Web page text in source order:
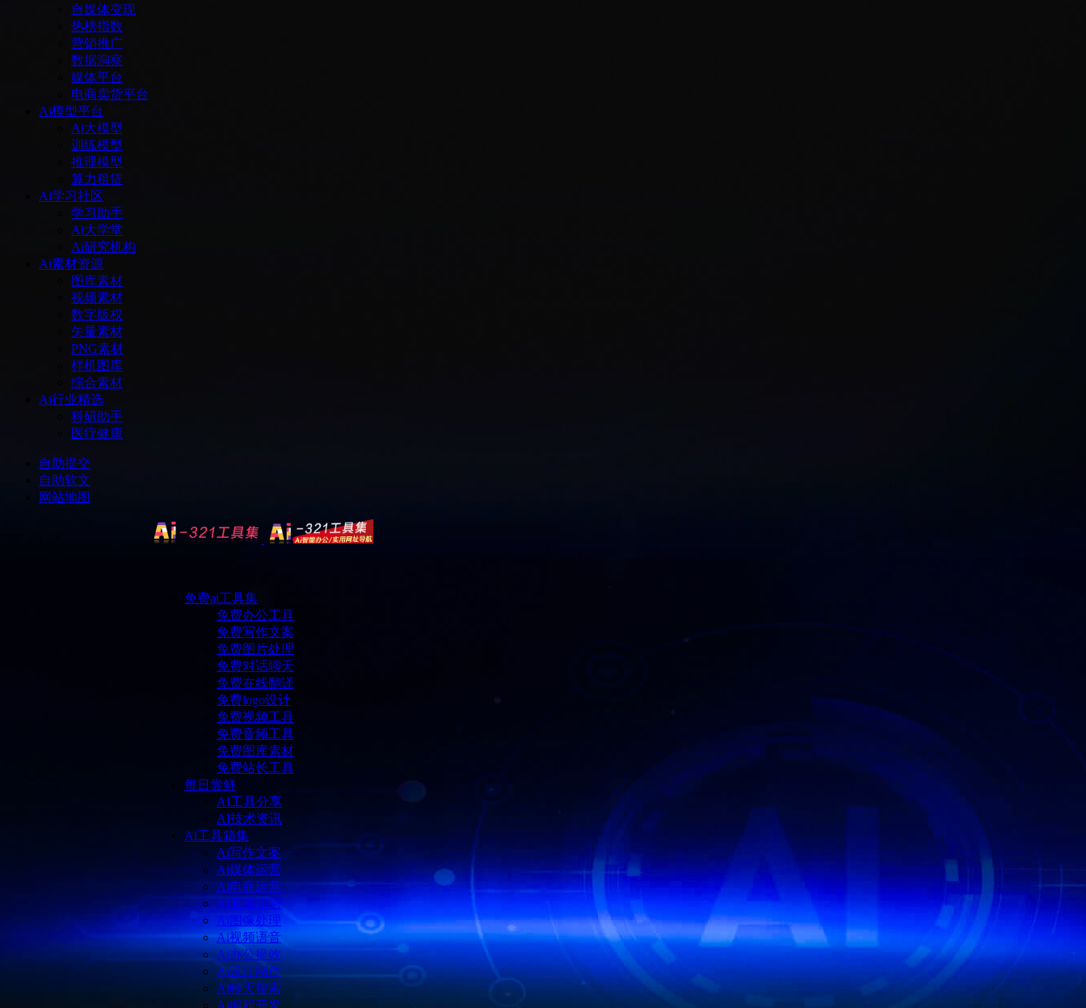
自媒体变现
热榜指数
营销推广
数据洞察
媒体平台
电商卖货平台
Ai模型平台
Ai大模型
训练模型
推理模型
算力租赁
Ai学习社区
学习助手
Ai大学堂
Ai研究机构
Ai素材资源
图库素材
视频素材
数字版权
矢量素材
PNG素材
样机图库
综合素材
Ai行业精选
科研助手
医疗健康
自助提交
自助软文
网站地图
免费ai工具集
免费办公工具
免费写作文案
免费图片处理
免费对话聊天
免费在线翻译
免费logo设计
免费视频工具
免费音频工具
免费图库素材
免费站长工具
每日尝鲜
AI工具分享
AI技术资讯
Ai工具箱集
Ai写作文案
Ai媒体运营
Ai电商运营
AI直播运营
Ai图像处理
Ai视频语音
Ai办公提效
Ai设计制作
Ai聊天搜索
Ai编程开发